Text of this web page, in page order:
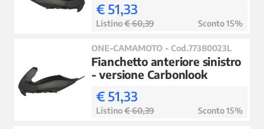
€ 51,33
Listino€ 60,39 Sconto 15%
ONE-CAMAMOTO - Cod.77380023L
Fianchetto anteriore sinistro
- versione Carbonlook
€ 51,33
Listino€ 60,39 Sconto 15%